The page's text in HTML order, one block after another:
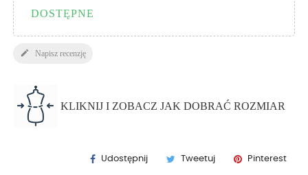
DOSTĘPNE
 Napisz recenzję
KLIKNIJ I ZOBACZ JAK DOBRAĆ ROZMIAR
Udostępnij Tweetuj Pinterest